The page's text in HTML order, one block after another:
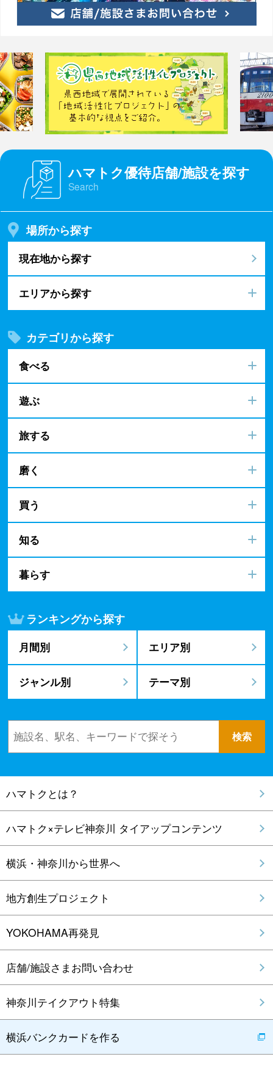
ハマトク優待店舗/施設を探す
Search
場所から探す
現在地から探す
エリアから探す
カテゴリから探す
食べる
遊ぶ
旅する
磨く
買う
知る
暮らす
ランキングから探す
月間別 エリア別
ジャンル別 テーマ別
ハマトクとは？
ハマトク×テレビ神奈川 タイアップコンテンツ
横浜・神奈川から世界へ
地方創生プロジェクト
YOKOHAMA再発見
店舗/施設さまお問い合わせ
神奈川テイクアウト特集
横浜バンクカードを作る